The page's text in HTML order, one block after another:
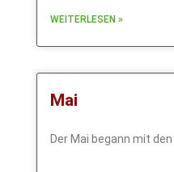
WEITERLESEN »
Mai
Der Mai begann mit den